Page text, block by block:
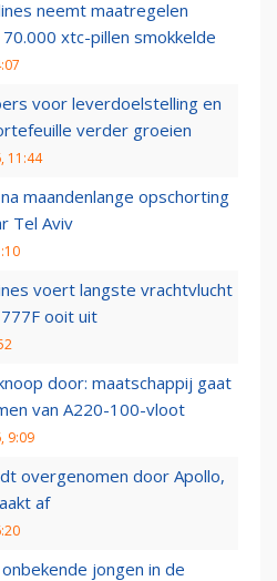
neemt maatregelen
xtc-pillen smokkelde
voor leverdoelstelling en
verder groeien
11:44
maandenlange opschorting
Tel Aviv
voert langste vrachtvlucht
ooit uit
door: maatschappij gaat
van A220-100-vloot
9:09
overgenomen door Apollo,
af
jongen in de